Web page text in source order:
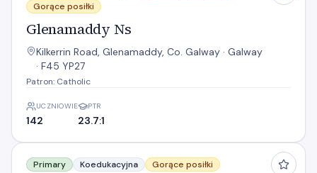
Gorące posiłki
Glenamaddy Ns
Kilkerrin Road, Glenamaddy, Co. Galway · Galway
· F45 YP27
Patron: Catholic
UCZNIOWIE
142
PTR
23.7:1
Glinsk N S
Primary Koedukacyjna Gorące posiłki